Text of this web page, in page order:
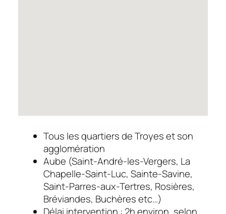
Tous les quartiers de Troyes et son
agglomération
Aube (Saint-André-les-Vergers, La
Chapelle-Saint-Luc, Sainte-Savine,
Saint-Parres-aux-Tertres, Rosières,
Bréviandes, Buchères etc…)